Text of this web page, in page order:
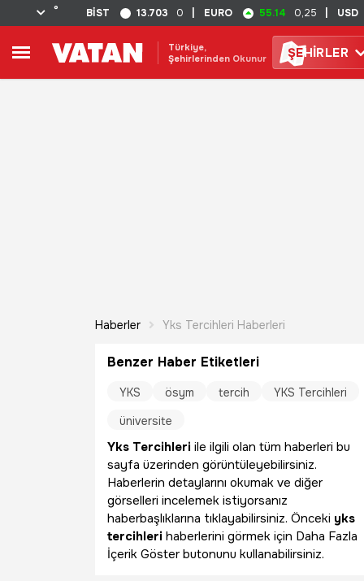
° BİST 13.703 0 EURO 55.14 0,25 USD
Türkiye,
Şehirlerinden Okunur
ŞEHİRLER
Haberler Yks Tercihleri Haberleri
Benzer Haber Etiketleri
YKS ösym tercih
YKS Tercihleri
üniversite
Yks Tercihleri ile ilgili olan tüm haberleri bu
sayfa üzerinden görüntüleyebilirsiniz.
Haberlerin detaylarını okumak ve diğer
görselleri incelemek istiyorsanız
haberbaşlıklarına tıklayabilirsiniz. Önceki yks
tercihleri haberlerini görmek için Daha Fazla
İçerik Göster butonunu kullanabilirsiniz.